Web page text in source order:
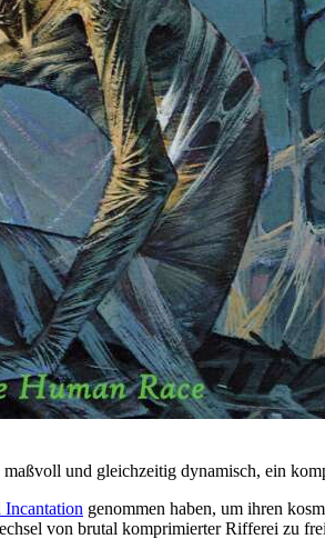
und gleichzeitig dynamisch, ein
genommen haben, um ihren
von brutal komprimierter Rifferei zu